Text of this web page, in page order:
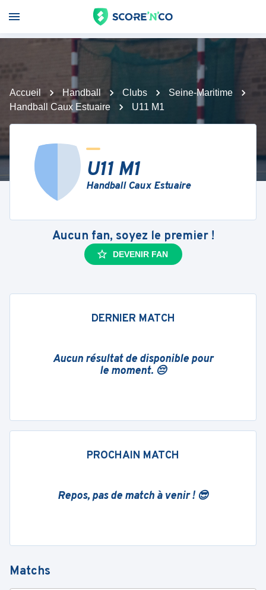
Accueil Handball Clubs
Seine-Maritime
Handball Caux Estuaire
U11 M1
U11 M1
Handball Caux Estuaire
Aucun fan, soyez le premier !
DEVENIR FAN
DERNIER MATCH
Aucun résultat de disponible pour
le moment. 😔
PROCHAIN MATCH
Repos, pas de match à venir ! 😎
Matchs